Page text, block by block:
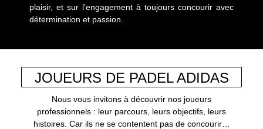
plaisir, et sur l'engagement à toujours concourir avec
détermination et passion.
JOUEURS DE PADEL ADIDAS
Nous vous invitons à découvrir nos joueurs
professionnels : leur parcours, leurs objectifs, leurs
histoires. Car ils ne se contentent pas de concourir…